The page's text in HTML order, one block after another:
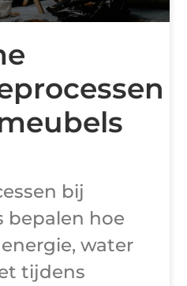
bij
bepalen hoe
water
tijdens